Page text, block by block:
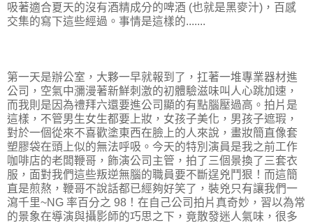
吸著適合夏天的沒有酒精成分的啤酒 (也就是黑麥汁)，百感
交集的寫下這些經過。事情是這樣的.......
第一天是辦公室，大夥一早就報到了，扛著一堆專業器材進
公司，空氣中瀰漫著新鮮刺激的初體驗滋味叫人心跳加速，
而我則是因為禮拜六還要進公司顯的有點腦壓過高。拍片是
這樣，不管男生女生都要上妝，女孩子美化，男孩子遮瑕，
對於一個從來不喜歡塗東西在臉上的人來說，畫妝簡直像套
塑膠袋在頭上似的無法呼吸。今天的特別演員是我之前工作
咖啡店的老闆鞭哥，飾演公司主管，拍了三個景換了三套衣
服，面對我們這些叛逆無腦的職員要不斷逞兇鬥狠！而這簡
直是煎熬，鞭哥不說話都已經夠好笑了，裝兇只有讓我們一
瀉千里~NG 率百分之 98！在自己公司拍片真奇妙，習以為常
的景象在導演與攝影師的巧思之下，竟散發迷人氣味，很多